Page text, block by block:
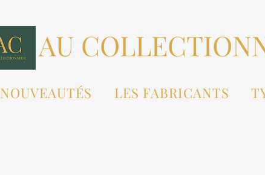
AU
NOUVEAUTÉS LES FABRICANTS